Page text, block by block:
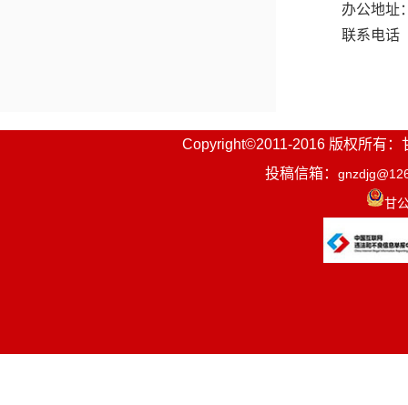
办公地址
联系电话
Copyright©2011-2016 版权所有：
投稿信箱：
甘